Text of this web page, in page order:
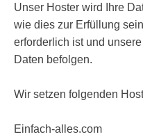
Unser Hoster wird Ihre
wie dies zur Erfüllung
erforderlich ist und
Daten befolgen.
Wir setzen folgenden
Einfach-alles.com